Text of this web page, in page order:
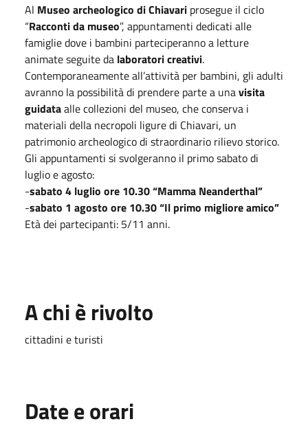
Al Museo archeologico di Chiavari prosegue il ciclo
“Racconti da museo”, appuntamenti dedicati alle
famiglie dove i bambini parteciperanno a letture
animate seguite da laboratori creativi.
Contemporaneamente all’attività per bambini, gli adulti
avranno la possibilità di prendere parte a unavisita
guidataalle collezioni del museo, che conserva i
materiali della necropoli ligure di Chiavari, un
patrimonio archeologico di straordinario rilievo storico.
Gli appuntamenti si svolgeranno il primo sabato di
luglio e agosto:
-sabato 4 luglio ore 10.30 “Mamma Neanderthal”
-sabato 1 agosto ore 10.30 “Il primo migliore amico”
Età dei partecipanti: 5/11 anni.
A chi è rivolto
cittadini e turisti
Date e orari